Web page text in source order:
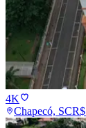
4K
Chapecó, SCR$